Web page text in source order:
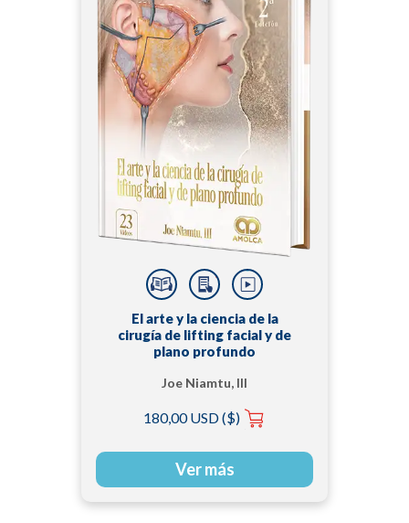
El arte y la ciencia de la
cirugía de lifting facial y de
plano profundo
Joe Niamtu, III
180,00 USD ($)
Ver más